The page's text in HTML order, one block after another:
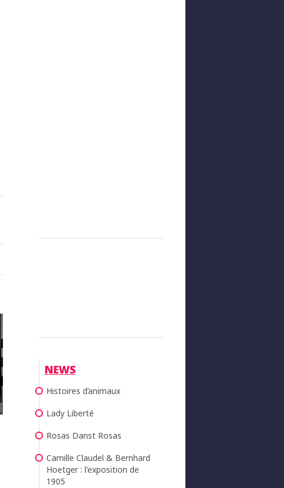
NEWS
Histoires d’animaux
Lady Liberté
Rosas Danst Rosas
Camille Claudel & Bernhard
Hoetger : l'exposition de
1905